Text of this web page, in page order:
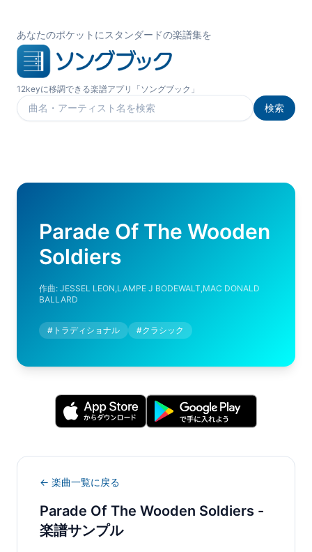
あなたのポケットにスタンダードの楽譜集を
12keyに移調できる楽譜アプリ「ソングブック」
楽曲を検索
検索
Parade Of The Wooden
Soldiers
作曲: JESSEL LEON,LAMPE J BODEWALT,MAC DONALD
BALLARD
# トラディショナル #クラシック
← 楽曲一覧に戻る
Parade Of The Wooden Soldiers -
楽譜サンプル